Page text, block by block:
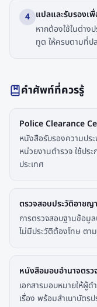
4 แปลและรับรองเพื่
หากต้องใช้ในต่า
ทูต ให้ครบตามที่ป
คำศัพท์ที่ควรรู้
Police Clearance
หนังสือรับรองความปร
หน่วยงานตำรวจ ใช้ปร
ประเทศ
ตรวจสอบประวัติอาช
การตรวจสอบฐานข้อมู
ไม่มีประวัติต้องโทษ ต
หนังสือมอบอำนาจตรว
เอกสารมอบหมายให้ผู้
เรื่อง พร้อมสำเนาบัตร